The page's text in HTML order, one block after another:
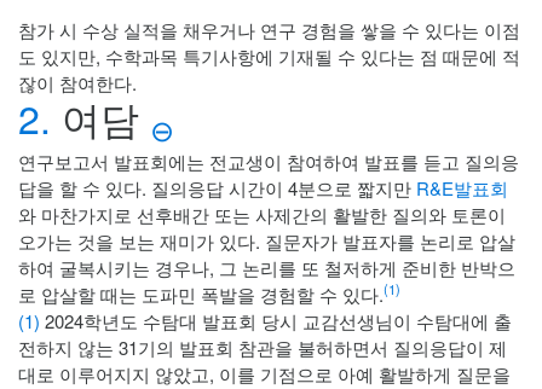
참가 시 수상 실적을 채우거나 연구 경험을 쌓을 수 있다는 이점
도 있지만, 수학과목 특기사항에 기재될 수 있다는 점 때문에 적
잖이 참여한다.
2. 여담 ⊖
연구보고서 발표회에는 전교생이 참여하여 발표를 듣고 질의응
답을 할 수 있다. 질의응답 시간이 4분으로 짧지만 R&E발표회
와 마찬가지로 선후배간 또는 사제간의 활발한 질의와 토론이
오가는 것을 보는 재미가 있다. 질문자가 발표자를 논리로 압살
하여 굴복시키는 경우나, 그 논리를 또 철저하게 준비한 반박으
로 압살할 때는 도파민 폭발을 경험할 수 있다.(1)
(1) 2024학년도 수탐대 발표회 당시 교감선생님이 수탐대에 출
전하지 않는 31기의 발표회 참관을 불허하면서 질의응답이 제
대로 이루어지지 않았고, 이를 기점으로 아예 활발하게 질문을